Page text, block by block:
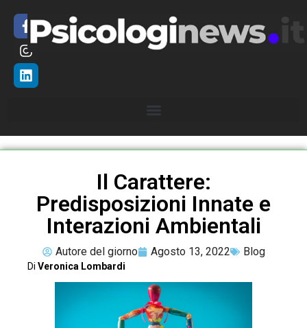
Il Carattere:
Predisposizioni Innate e
Interazioni Ambientali
Autore del giorno Agosto 13, 2022 Blog
Di Veronica Lombardi